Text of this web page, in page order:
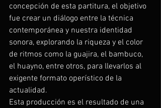
concepción de esta partitura, el objetivo
fue crear un diálogo entre la técnica
contemporánea y nuestra identidad
sonora, explorando la riqueza y el color
de ritmos como la guajira, el bambuco,
el huayno, entre otros, para llevarlos al
exigente formato operístico de la
actualidad.
Esta producción es el resultado de una